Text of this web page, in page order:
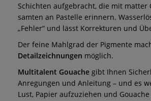
Schichten aufgebracht, die mit matter
samten an Pastelle erinnern.
„Fehler“ und lässt Korrekturen und
Der feine Mahlgrad der Pigmente
Detailzeichnungen möglich.
Multitalent Gouache gibt Ihnen
Anregungen und Anleitung – und es
Lust, Papier aufzuziehen und